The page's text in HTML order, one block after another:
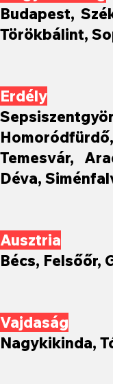
Budapest,
Törökbálint,
Erdély
Temesvár,
Déva,
Ausztria
Bécs, Felsőőr,
Vajdaság
Nagykikinda,